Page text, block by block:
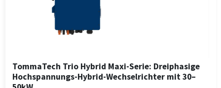
TommaTech Trio Hybrid Maxi-Serie: Dreiphasige
Hochspannungs-Hybrid-Wechselrichter mit 30–